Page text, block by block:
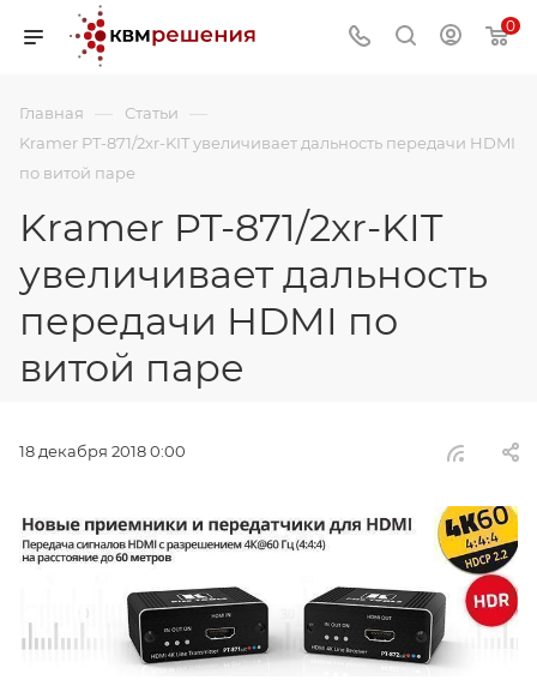
0
Главная — Статьи —
Kramer PT-871/2xr-KIT увеличивает дальность передачи HDMI
по витой паре
Kramer PT-871/2xr-KIT
увеличивает дальность
передачи HDMI по
витой паре
18 декабря 2018 0:00